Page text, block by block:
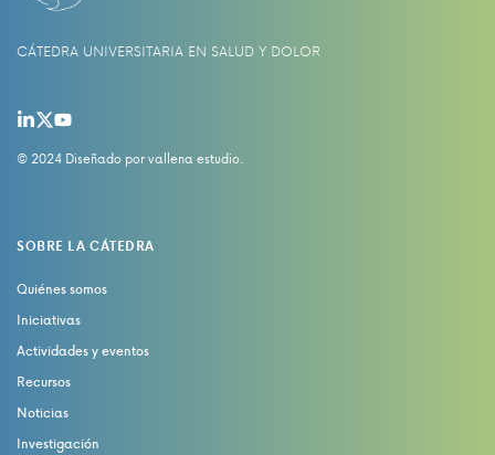
CÁTEDRA UNIVERSITARIA EN SALUD Y DOLOR
© 2024 Diseñado porvallena estudio.
SOBRE LA CÁTEDRA
Quiénes somos
Iniciativas
Actividades y eventos
Recursos
Noticias
Investigación